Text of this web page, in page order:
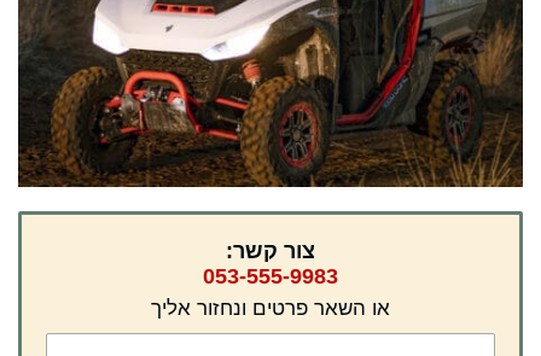
צור קשר:
053-555-9983
או השאר פרטים ונחזור אליך